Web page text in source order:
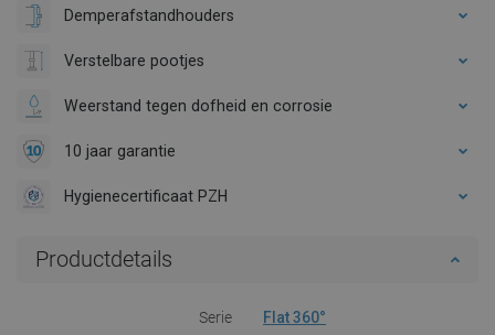
Demperafstandhouders
Verstelbare pootjes
Weerstand tegen dofheid en corrosie
10 jaar garantie
Hygienecertificaat PZH
Productdetails
Serie Flat 360°